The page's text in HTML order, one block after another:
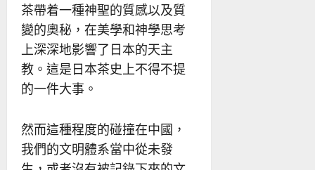
茶帶着一種神聖的質感以及質
變的奧秘，在美學和神學思考
上深深地影響了日本的天主
教。這是日本茶史上不得不提
的一件大事。
然而這種程度的碰撞在中國，
我們的文明體系當中從未發